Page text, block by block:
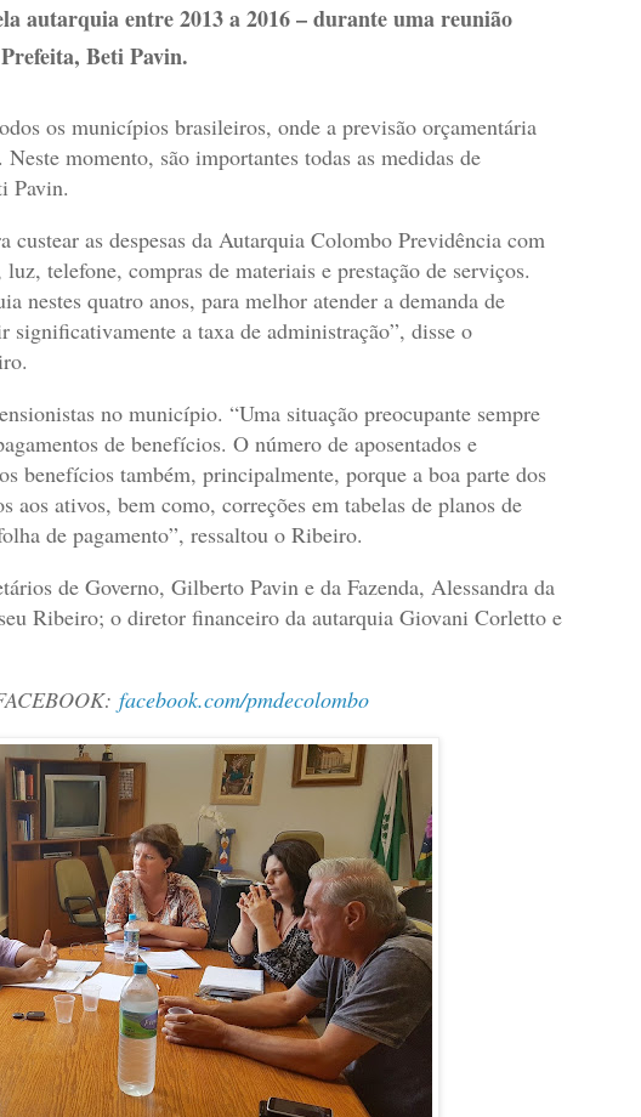
autarquia entre 2013 a 2016 – durante uma reunião
Beti Pavin.
os municípios brasileiros, onde a previsão orçamentária
momento, são importantes todas as medidas de
Pavin.
as despesas da Autarquia Colombo Previdência com
telefone, compras de materiais e prestação de serviços.
nestes quatro anos, para melhor atender a demanda de
significativamente a taxa de administração”, disse o
no município. “Uma situação preocupante sempre
de benefícios. O número de aposentados e
benefícios também, principalmente, porque a boa parte dos
aos ativos, bem como, correções em tabelas de planos de
de pagamento”, ressaltou o Ribeiro.
de Governo, Gilberto Pavin e da Fazenda, Alessandra da
Ribeiro; o diretor financeiro da autarquia Giovani Corletto e
facebook.com/pmdecolombo